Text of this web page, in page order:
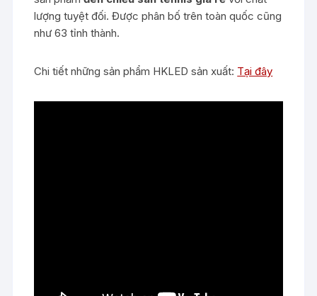
lượng tuyệt đối. Được phân bố trên toàn quốc cũng
như 63 tỉnh thành.
Chi tiết những sản phẩm HKLED sản xuất: Tại đây